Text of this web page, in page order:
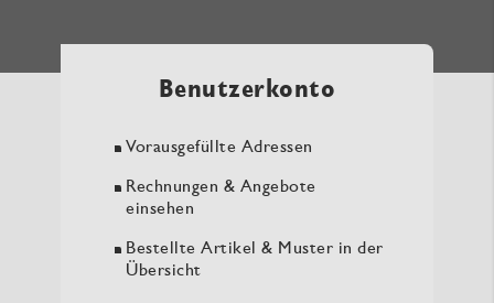
Benutzerkonto
Vorausgefüllte Adressen
Rechnungen & Angebote
einsehen
Bestellte Artikel & Muster in der
Übersicht